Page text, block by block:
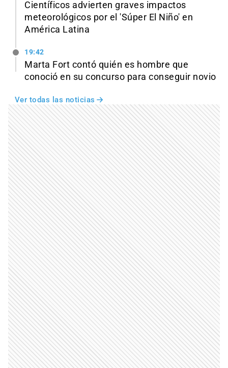
Científicos advierten graves impactos
meteorológicos por el 'Súper El Niño' en
América Latina
19:42
Marta Fort contó quién es hombre que
conoció en su concurso para conseguir novio
Ver todas las noticias